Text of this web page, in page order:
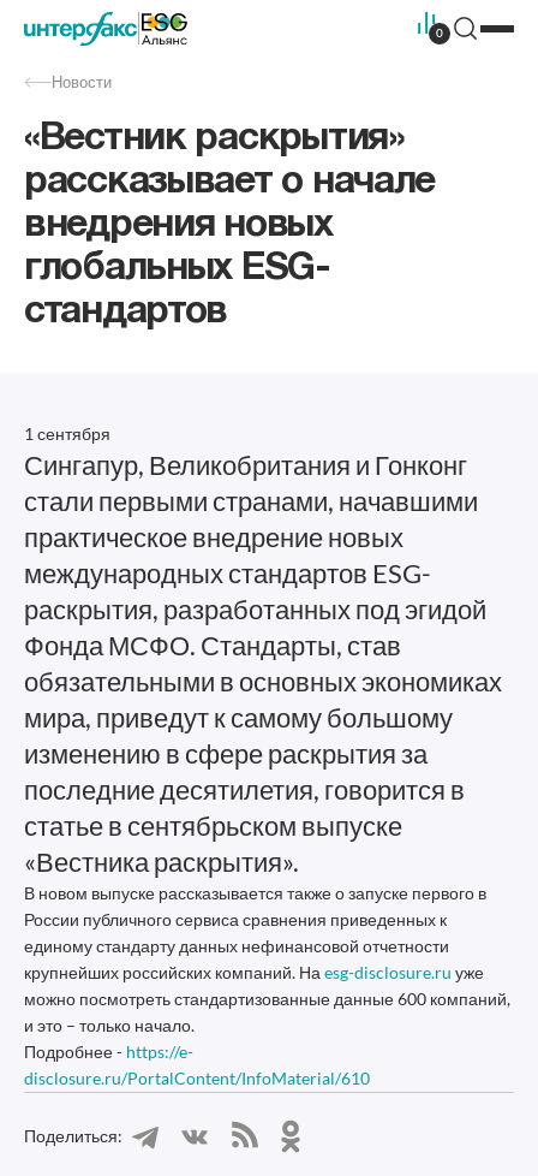
0
Новости
«Вестник раскрытия»
рассказывает о начале
внедрения новых
глобальных ESG-
стандартов
1 сентября
Сингапур, Великобритания и Гонконг
стали первыми странами, начавшими
практическое внедрение новых
международных стандартов ESG-
раскрытия, разработанных под эгидой
Фонда МСФО. Стандарты, став
обязательными в основных экономиках
мира, приведут к самому большому
изменению в сфере раскрытия за
последние десятилетия, говорится в
статье в сентябрьском выпуске
«Вестника раскрытия».
В новом выпуске рассказывается также о запуске первого в
России публичного сервиса сравнения приведенных к
единому стандарту данных нефинансовой отчетности
крупнейших российских компаний. На esg-disclosure.ru уже
можно посмотреть стандартизованные данные 600 компаний,
и это – только начало.
Подробнее - https://e-
disclosure.ru/PortalContent/InfoMaterial/610
Поделиться: